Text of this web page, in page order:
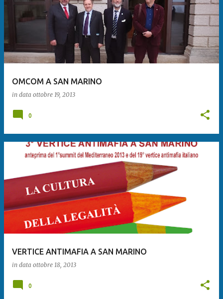
OMCOM A SAN MARINO
in data ottobre 19, 2013
0
VERTICE ANTIMAFIA A SAN MARINO
in data ottobre 18, 2013
0